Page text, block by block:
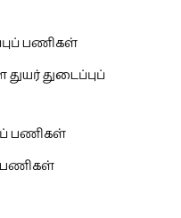
பணிகள்
துடைப்புப்
பணிகள்
பணிகள்